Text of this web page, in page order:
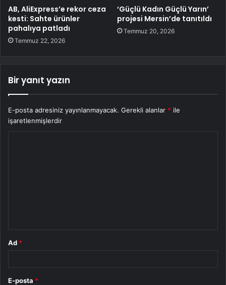
AB, AliExpress’e rekor ceza
kesti: Sahte ürünler
pahalıya patladı
Temmuz 22, 2026
‘Güçlü Kadın Güçlü Yarın’
projesi Mersin’de tanıtıldı
Temmuz 20, 2026
Bir yanıt yazın
E-posta adresiniz yayınlanmayacak. Gerekli alanlar * ile
işaretlenmişlerdir
Ad *
E-posta *